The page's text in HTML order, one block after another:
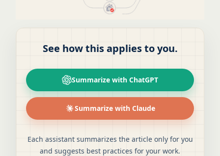
See how this applies to you.
Summarize with ChatGPT
Summarize with Claude
Each assistant summarizes the article only for you
and suggests best practices for your work.